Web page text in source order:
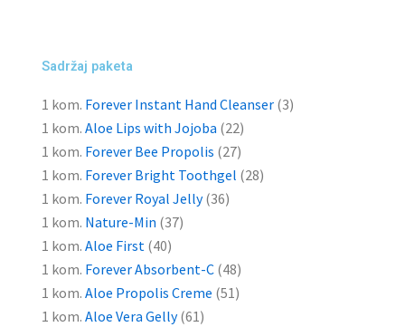
Sadržaj paketa
1 kom. Forever Instant Hand Cleanser(3)
1 kom. Aloe Lips with Jojoba (22)
1 kom. Forever Bee Propolis (27)
1 kom. Forever Bright Toothgel (28)
1 kom. Forever Royal Jelly(36)
1 kom. Nature-Min (37)
1 kom. Aloe First (40)
1 kom. Forever Absorbent-C(48)
1 kom. Aloe Propolis Creme (51)
1 kom. Aloe Vera Gelly(61)